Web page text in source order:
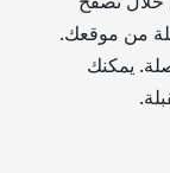
من موقعك.
يمكنك